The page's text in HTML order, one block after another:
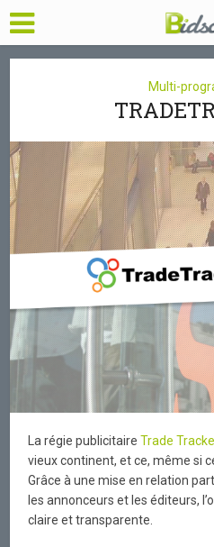
Multi-
La régie publicitaireTrade
vieux continent, et ce, même si
Grâce à une mise en relation
les annonceurs et les éditeurs,
claire et transparente.